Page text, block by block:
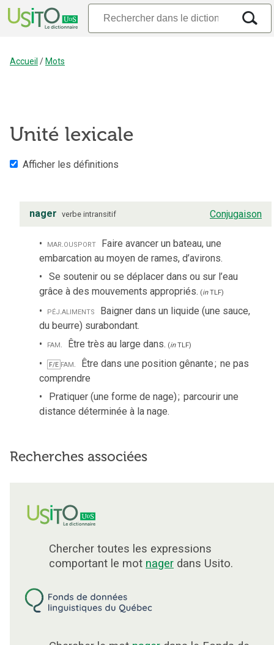
Accueil / Mots
Unité lexicale
Afficher les définitions
nager verbe intransitif Conjugaison
mar.ousport Faire avancer un bateau, une
embarcation au moyen de rames, d’avirons.
Se soutenir ou se déplacer dans ou sur l’eau
grâce à des mouvements appropriés. (inTLF)
péj.aliments Baigner dans un liquide (une sauce,
du beurre) surabondant.
fam. Être très au large dans. (inTLF)
F/E fam. Être dans une position gênante; ne pas
comprendre
Pratiquer (une forme de nage); parcourir une
distance déterminée à la nage.
Recherches associées
Chercher toutes les expressions
comportant le mot nager dans Usito.